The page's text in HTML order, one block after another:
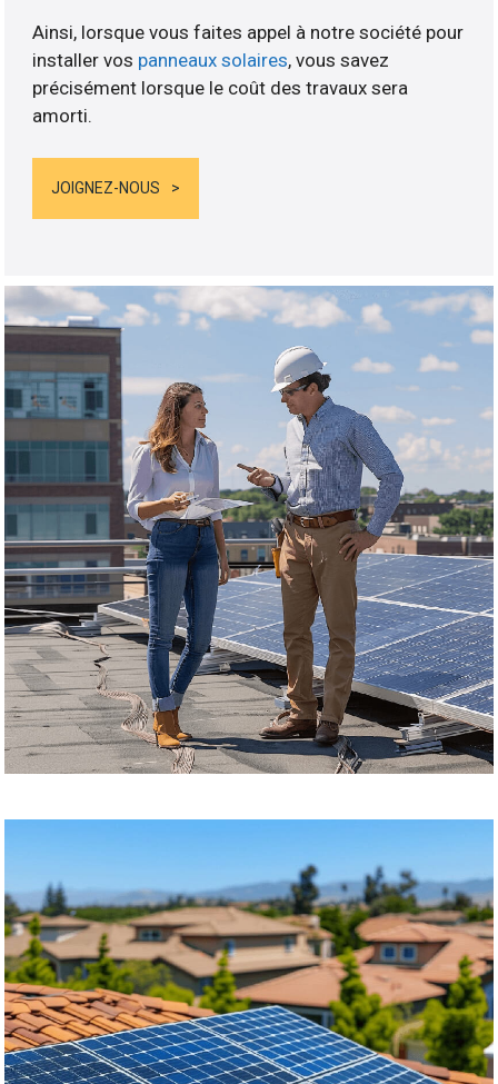
Ainsi, lorsque vous faites appel à notre société pour
installer vos panneaux solaires, vous savez
précisément lorsque le coût des travaux sera
amorti.
JOIGNEZ-NOUS